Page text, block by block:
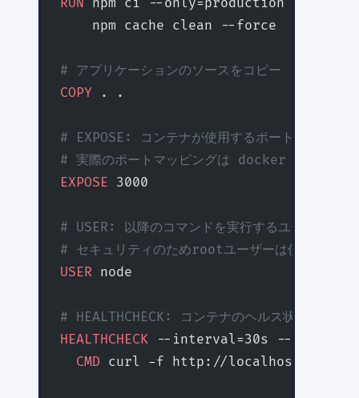
RUN npm ci --only=production && \
    npm cache clean --force
# アプリケーションのソースをコピー
COPY . .
# EXPOSE: コンテナが使用するポートを宣言（
# 実際のポートマッピングは docker run -p
EXPOSE 3000
# USER: 以降のコマンドを実行するユーザーを設
# セキュリティのためrootユーザーは使用しない
USER node
# HEALTHCHECK: コンテナのヘルス状態を確認
HEALTHCHECK --interval=30s --
  CMD
curl -f http://localhost:3000/